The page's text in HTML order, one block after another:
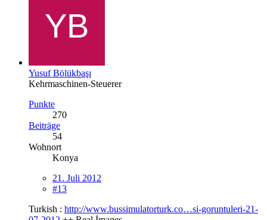
Yusuf Bölükbaşı
Kehrmaschinen-Steuerer
Punkte
270
Beiträge
54
Wohnort
Konya
21. Juli 2012
#13
Turkish : http://www.bussimulatorturk.co…si-goruntuleri-21-